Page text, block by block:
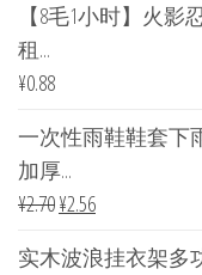
【8毛1小时】火
租...
¥0.88
一次性雨鞋鞋套下
加厚...
¥2.70¥2.56
实木波浪挂衣架多